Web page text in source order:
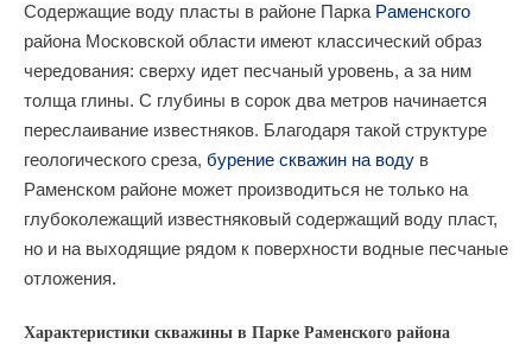
Содержащие воду пласты в районе Парка Раменского
района Московской области имеют классический образ
чередования: сверху идет песчаный уровень, а за ним
толща глины. С глубины в сорок два метров начинается
переслаивание известняков. Благодаря такой структуре
геологического среза, бурение скважин на воду в
Раменском районе может производиться не только на
глубоколежащий известняковый содержащий воду пласт,
но и на выходящие рядом к поверхности водные песчаные
отложения.
Характеристики скважины в Парке Раменского района